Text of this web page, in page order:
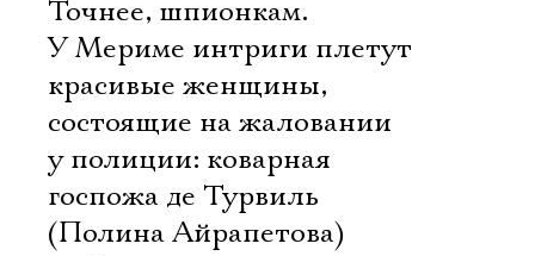
Точнее, шпионкам.
У Мериме интриги плетут
красивые женщины,
состоящие на жаловании
у полиции: коварная
госпожа де Турвиль
(Полина Айрапетова)